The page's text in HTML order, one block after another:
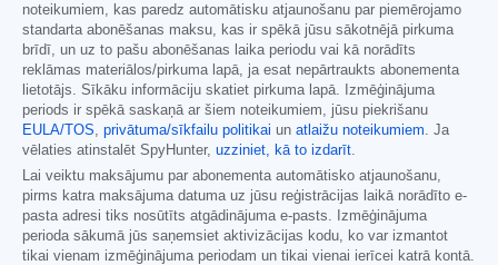
noteikumiem, kas paredz automātisku atjaunošanu par piemērojamo
standarta abonēšanas maksu, kas ir spēkā jūsu sākotnējā pirkuma
brīdī, un uz to pašu abonēšanas laika periodu vai kā norādīts
reklāmas materiālos/pirkuma lapā, ja esat nepārtraukts abonementa
lietotājs. Sīkāku informāciju skatiet pirkuma lapā. Izmēģinājuma
periods ir spēkā saskaņā ar šiem noteikumiem, jūsu piekrišanu
EULA/TOS, privātuma/sīkfailu politikai un atlaižu noteikumiem. Ja
vēlaties atinstalēt SpyHunter, uzziniet, kā to izdarīt.
Lai veiktu maksājumu par abonementa automātisko atjaunošanu,
pirms katra maksājuma datuma uz jūsu reģistrācijas laikā norādīto e-
pasta adresi tiks nosūtīts atgādinājuma e-pasts. Izmēģinājuma
perioda sākumā jūs saņemsiet aktivizācijas kodu, ko var izmantot
tikai vienam izmēģinājuma periodam un tikai vienai ierīcei katrā kontā.